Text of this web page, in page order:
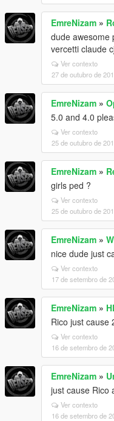
EmreNizam »
dude awesome
vercetti claude
Ver contexto
27 de outubro de
EmreNizam »
5.0 and 4.0
Ver contexto
25 de outubro de
EmreNizam »
girls ped ?
Ver contexto
25 de outubro de
EmreNizam »
nice dude just
Ver contexto
17 de setembro de
EmreNizam »
Rico just cause
Ver contexto
16 de setembro de
EmreNizam »
just cause Rico
Ver contexto
16 de setembro de